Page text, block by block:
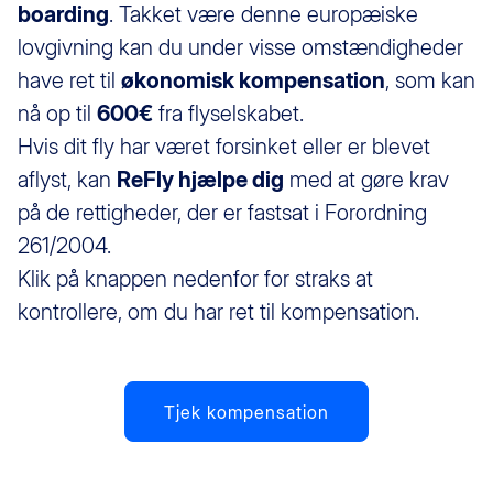
boarding. Takket være denne europæiske
lovgivning kan du under visse omstændigheder
have ret til økonomisk kompensation, som kan
nå op til 600€ fra flyselskabet.
Hvis dit fly har været forsinket eller er blevet
aflyst, kan ReFly hjælpe dig med at gøre krav
på de rettigheder, der er fastsat i Forordning
261/2004.
Klik på knappen nedenfor for straks at
kontrollere, om du har ret til kompensation.
Tjek kompensation